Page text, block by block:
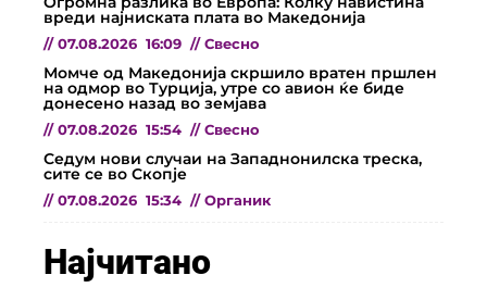
вреди најниската плата во Македонија
// 07.08.2026 16:09 // Свесно
Момче од Македонија скршило вратен пршлен
на одмор во Турција, утре со авион ќе биде
донесено назад во земјава
// 07.08.2026 15:54 // Свесно
Седум нови случаи на Западнонилска треска,
сите се во Скопје
// 07.08.2026 15:34 // Органик
Најчитано